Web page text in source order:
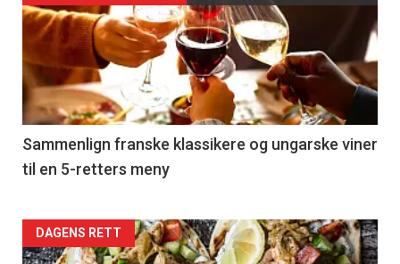
akkurat
nå
-
5
Sammenlign franske klassikere og ungarske viner
til en 5-retters meny
Forsiden
DAGENS RETT